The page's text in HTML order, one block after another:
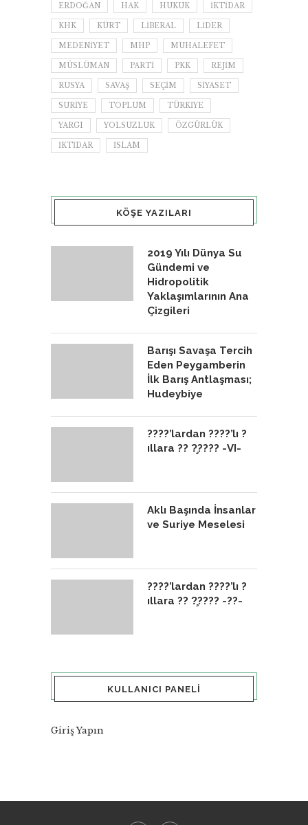
ERDOĞAN HAK HUKUK IKTIDAR
KHK KÜRT LIBERAL LIDER
MEDENIYET MHP MUHALEFET
MÜSLÜMAN PARTI PKK REJIM
RUSYA SAVAŞ SEÇIM SIYASET
SURIYE TOPLUM TÜRKIYE
YARGI YOLSUZLUK ÖZGÜRLÜK
İKTIDAR İSLAM
KÖŞE YAZILARI
2019 Yılı Dünya Su
Gündemi ve
Hidropolitik
Yaklaşımlarının Ana
Çizgileri
Barışı Savaşa Tercih
Eden Peygamberin
İlk Barış Antlaşması;
Hudeybiye
????’lardan ????’lı ?
ıllara ?? ?̧???? -VI-
Aklı Başında İnsanlar
ve Suriye Meselesi
????’lardan ????’lı ?
ıllara ?? ?̧???? -??-
KULLANICI PANELI
Giriş Yapın